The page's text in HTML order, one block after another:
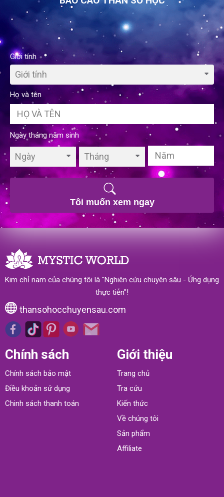
Giới tính
Giới tính
Họ và tên
Ngày tháng năm sinh
Ngày Tháng
Tôi muốn xem ngay
Kim chỉ nam của chúng tôi là "Nghiên cứu chuyên sâu - Ứng dụng
thực tiễn"!
thansohocchuyensau.com
Chính sách
Chính sách bảo mật
Điều khoản sử dụng
Chinh sách thanh toán
Giới thiệu
Trang chủ
Tra cứu
Kiến thức
Về chúng tôi
Sản phẩm
Affiliate